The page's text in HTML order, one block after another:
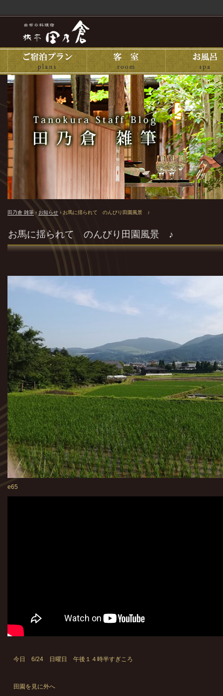
田乃倉 雑筆 › お知らせ › お馬に揺られて のんびり田園風景 ♪
お馬に揺られて のんびり田園風景 ♪
e65
今日 6/24 日曜日 午後１４時半すぎころ
田園を見に外へ